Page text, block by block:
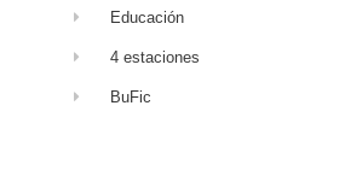
Educación
4 estaciones
BuFic